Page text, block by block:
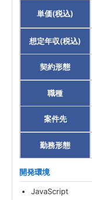
単価(税込)
想定年収(税込)
契約形態
職種
案件先
勤務形態
開発環境
JavaScript